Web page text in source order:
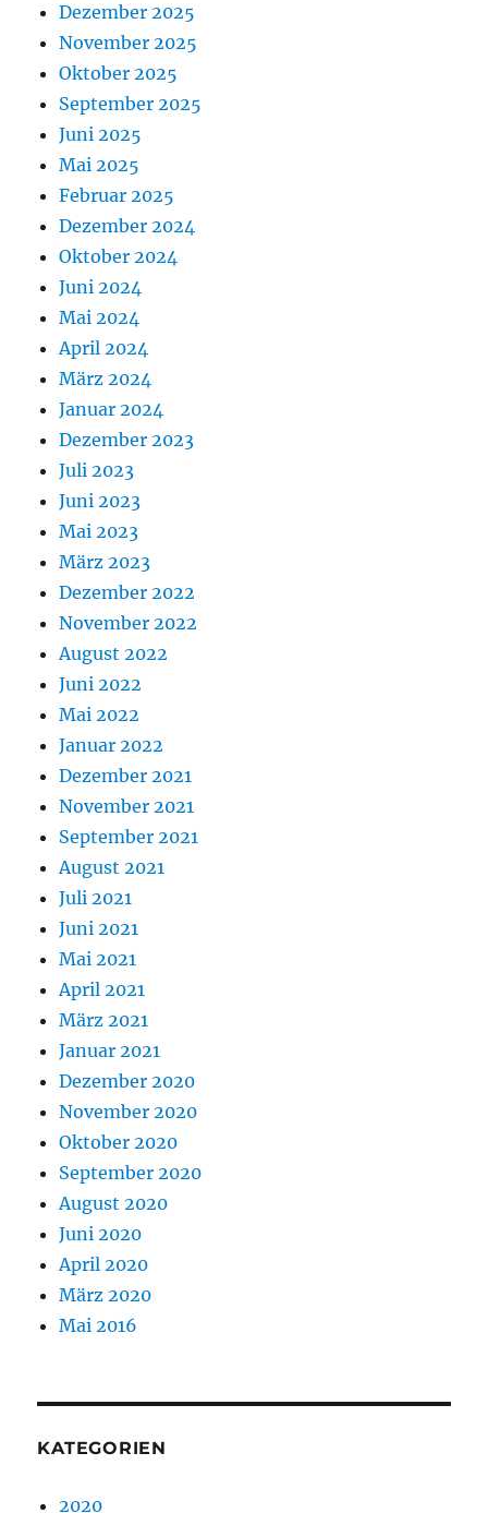
Dezember 2025
November 2025
Oktober 2025
September 2025
Juni 2025
Mai 2025
Februar 2025
Dezember 2024
Oktober 2024
Juni 2024
Mai 2024
April 2024
März 2024
Januar 2024
Dezember 2023
Juli 2023
Juni 2023
Mai 2023
März 2023
Dezember 2022
November 2022
August 2022
Juni 2022
Mai 2022
Januar 2022
Dezember 2021
November 2021
September 2021
August 2021
Juli 2021
Juni 2021
Mai 2021
April 2021
März 2021
Januar 2021
Dezember 2020
November 2020
Oktober 2020
September 2020
August 2020
Juni 2020
April 2020
März 2020
Mai 2016
KATEGORIEN
2020